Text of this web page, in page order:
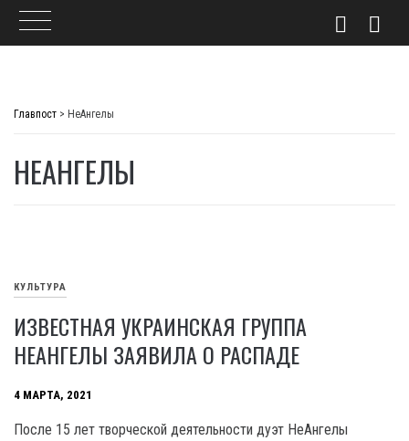
Главпост > НеАнгелы
НЕАНГЕЛЫ
КУЛЬТУРА
ИЗВЕСТНАЯ УКРАИНСКАЯ ГРУППА
НЕАНГЕЛЫ ЗАЯВИЛА О РАСПАДЕ
4 МАРТА, 2021
После 15 лет творческой деятельности дуэт НеАнгелы